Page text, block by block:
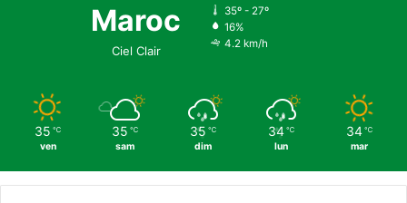
Maroc
Ciel Clair
35º - 27º
16%
4.2 km/h
35 ℃
ven
35 ℃
sam
35 ℃
dim
34 ℃
lun
34 ℃
mar